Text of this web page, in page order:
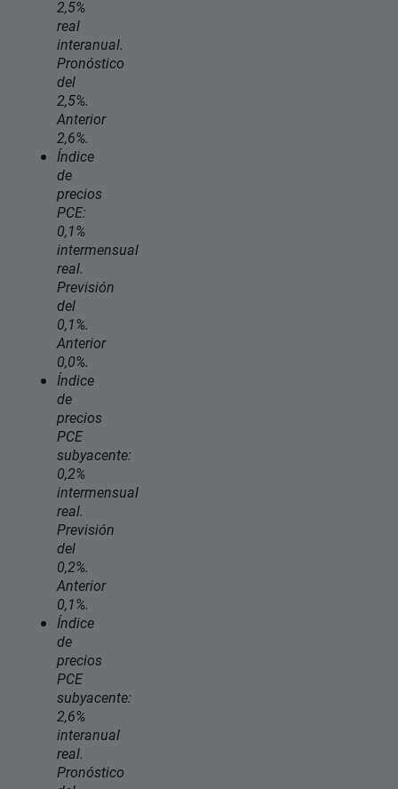
2,5%
real
interanual.
Pronóstico
del
2,5%.
Anterior
2,6%.
Índice
de
precios
PCE:
0,1%
intermensual
real.
Previsión
del
0,1%.
Anterior
0,0%.
Índice
de
precios
PCE
subyacente:
0,2%
intermensual
real.
Previsión
del
0,2%.
Anterior
0,1%.
Índice
de
precios
PCE
subyacente:
2,6%
interanual
real.
Pronóstico